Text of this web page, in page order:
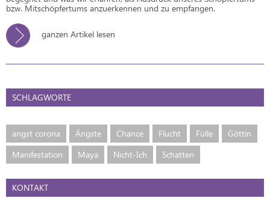
bzw. Mitschöpfertums anzuerkennen und zu empfangen.
ganzen Artikel lesen
SCHLAGWORTE
angst corona Ängste Chance Flucht Fülle
Göttin
Manifestation
Maya Nicht-Ich Schatten
KONTAKT